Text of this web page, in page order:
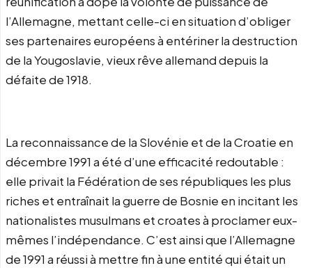
l’Allemagne, mettant celle-ci en situation d’obliger
ses partenaires européens à entériner la destruction
de la Yougoslavie, vieux rêve allemand depuis la
défaite de 1918.
La reconnaissance de la Slovénie et de la Croatie en
décembre 1991 a été d’une efficacité redoutable :
elle privait la Fédération de ses républiques les plus
riches et entraînait la guerre de Bosnie en incitant les
nationalistes musulmans et croates à proclamer eux-
mêmes l’indépendance. C’est ainsi que l’Allemagne
de 1991 a réussi à mettre fin à une entité qui était un